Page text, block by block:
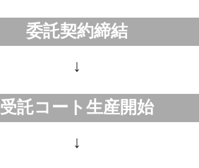
複数台
委託契約締結
↓
受託コート生産開始
↓